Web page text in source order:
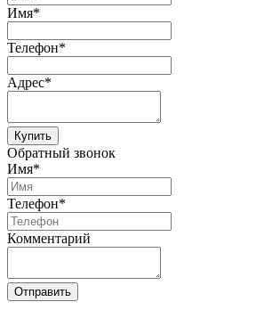
Имя*
Телефон*
Адрес*
Купить
Обратный звонок
Имя*
Телефон*
Комментарий
Отправить